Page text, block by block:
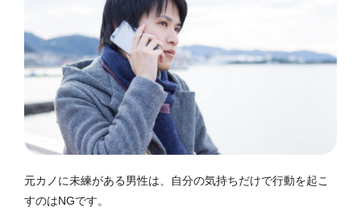
元カノに未練がある男性は、自分の気持ちだけで行動を起こ
すのはNGです。